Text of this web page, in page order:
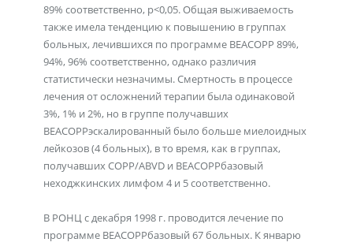
89% соответственно, р<0,05. Общая выживаемость
также имела тенденцию к повышению в группах
больных, лечившихся по программе ВЕАСОРР 89%,
94%, 96% соответственно, однако различия
статистически незначимы. Смертность в процессе
лечения от осложнений терапии была одинаковой
3%, 1% и 2%, но в группе получавших
ВЕАСОРРэскалированный было больше миелоидных
лейкозов (4 больных), в то время, как в группах,
получавших СОРР/ABVD и ВЕАСОРРбазовый
неходжкинских лимфом 4 и 5 соответственно.
В РОНЦ с декабря 1998 г. проводится лечение по
программе ВЕАСОРРбазовый 67 больных. К январю